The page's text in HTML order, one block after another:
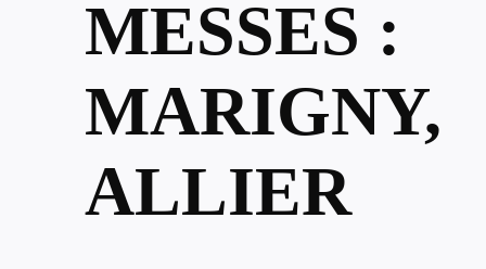
MESSES :
MARIGNY,
ALLIER